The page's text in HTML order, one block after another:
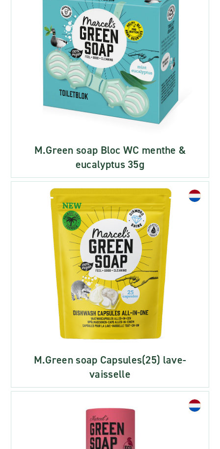
M.Green soap Bloc WC menthe &
eucalyptus 35g
M.Green soap Capsules(25) lave-
vaisselle